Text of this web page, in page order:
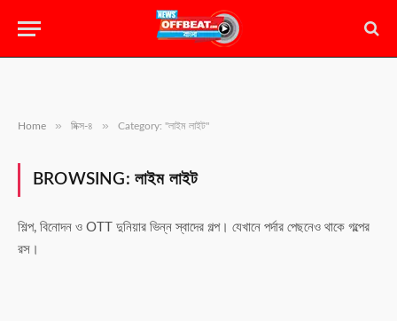
Home » মিক্স-৪ » Category: "লাইম লাইট"
BROWSING: লাইম লাইট
শিল্প, বিনোদন ও OTT দুনিয়ার ভিন্ন স্বাদের গল্প। যেখানে পর্দার পেছনেও থাকে গল্পের
রস।